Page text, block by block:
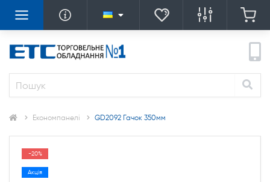
Економпанелі GD2092 Гачок 350мм
-20%
Акція